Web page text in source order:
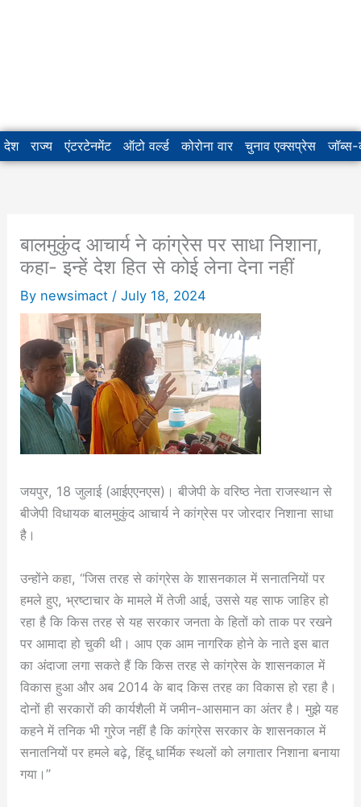
देश राज्य एंटरटेनमेंट ऑटो वर्ल्ड कोरोना वार चुनाव एक्सप्रेस जॉब्स-
बालमुकुंद आचार्य ने कांग्रेस पर साधा निशाना,
कहा- इन्हें देश हित से कोई लेना देना नहीं
By newsimact /July 18, 2024
जयपुर, 18 जुलाई (आईएएनएस)। बीजेपी के वरिष्ठ नेता राजस्थान से
बीजेपी विधायक बालमुकुंद आचार्य ने कांग्रेस पर जोरदार निशाना साधा
है।
उन्होंने कहा, “जिस तरह से कांग्रेस के शासनकाल में सनातनियों पर
हमले हुए, भ्रष्टाचार के मामले में तेजी आई, उससे यह साफ जाहिर हो
रहा है कि किस तरह से यह सरकार जनता के हितों को ताक पर रखने
पर आमादा हो चुकी थी। आप एक आम नागरिक होने के नाते इस बात
का अंदाजा लगा सकते हैं कि किस तरह से कांग्रेस के शासनकाल में
विकास हुआ और अब 2014 के बाद किस तरह का विकास हो रहा है।
दोनों ही सरकारों की कार्यशैली में जमीन-आसमान का अंतर है। मुझे यह
कहने में तनिक भी गुरेज नहीं है कि कांग्रेस सरकार के शासनकाल में
सनातनियों पर हमले बढ़े, हिंदू धार्मिक स्थलों को लगातार निशाना बनाया
गया।”